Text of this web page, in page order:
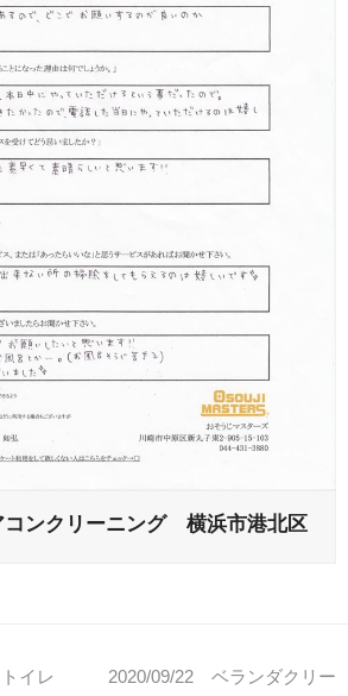
ンクリーニング 横浜市港北区
イレ
2020/09/22 ベランダクリー